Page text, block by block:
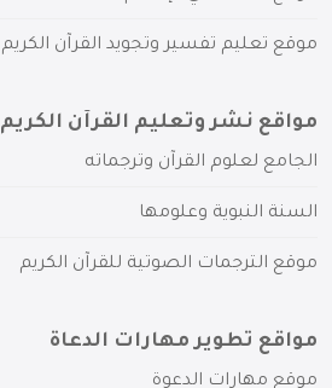
موقع تعليم تفسير وتجويد القرآن الكريم
مواقع نشر وتعليم القرآن الكريم
الجامع لعلوم القرآن وترجماته
السنة النبوية وعلومها
موقع الترجمات الصوتية للقرآن الكريم
مواقع تطوير مهارات الدعاة
موقع مهارات الدعوة